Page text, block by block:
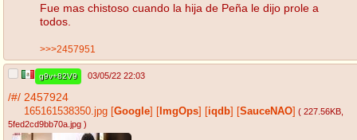
Fue mas chistoso cuando la hija de Peña le dijo prole a
todos.
>>>2457951
g9v+82V9 03/05/22 22:03
/#/ 2457924
165161538350.jpg Google ImgOps iqdb SauceNAO ( 227.56KB
5fed2cd9bb70a.jpg )